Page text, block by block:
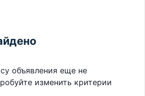
объявления еще не
изменить критерии